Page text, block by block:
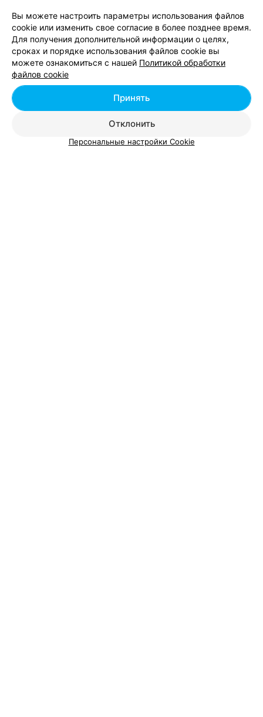
Крокус
Гродно, ул. Пролетарская, 4А до 20:00
САЛОН КРАСОТЫ
Мята-СПА
Гродно, ул.Ленина, 13 до 21:00
Вы можете настроить параметры использования файлов
cookie или изменить свое согласие в более позднее время.
Для получения дополнительной информации о целях,
сроках и порядке использования файлов cookie вы
можете ознакомиться с нашей Политикой обработки
файлов cookie
Отклонить
Принять
Персональные настройки Cookie